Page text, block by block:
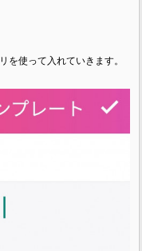
を使って入れていきます。